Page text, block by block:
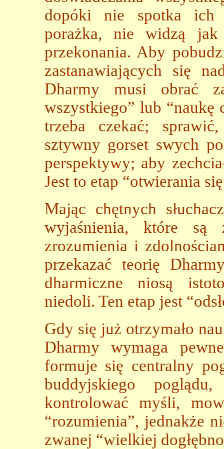
dopóki nie spotka ich
porażka, nie widzą
przekonania. Aby
zastanawiających się
Dharmy musi obrać
wszystkiego” lub “naukę
trzeba czekać;
sztywny gorset swych
perspektywy; aby
Jest to etap “otwierania
Mając chętnych
wyjaśnienia, które są
zrozumienia i
przekazać teorię
dharmiczne niosą
niedoli. Ten etap jest
Gdy się już otrzymało
Dharmy wymaga
formuje się centralny
buddyjskiego
kontrolować myśli,
“rozumienia”, jednakże
zwanej “wielkiej